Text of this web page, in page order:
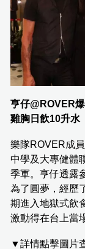
亨仔@ROVER
雞胸日飲10升水
樂隊ROVER成
中學及大專健體
季軍。亨仔透露
為了圓夢，經歷
期進入地獄式飲
激動得在台上當
▼詳情點擊圖片